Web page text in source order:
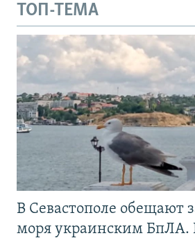
ТОП-ТЕМА
В Севастополе обещают
моря украинским БпЛА.